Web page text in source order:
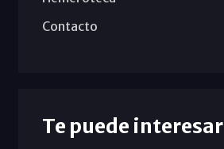
Contacto
Te puede interesar